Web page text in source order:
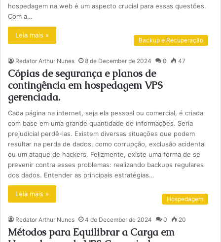
hospedagem na web é um aspecto crucial para essas questões.
Com a…
Leia mais »
Backup e Recuperação
Redator Arthur Nunes 8 de December de 2024 0 47
Cópias de segurança e planos de
contingência em hospedagem VPS
gerenciada.
Cada página na internet, seja ela pessoal ou comercial, é criada
com base em uma grande quantidade de informações. Seria
prejudicial perdê-las. Existem diversas situações que podem
resultar na perda de dados, como corrupção, exclusão acidental
ou um ataque de hackers. Felizmente, existe uma forma de se
prevenir contra esses problemas: realizando backups regulares
dos dados. Entender as principais estratégias…
Leia mais »
Hospedagem
Redator Arthur Nunes 4 de December de 2024 0 20
Métodos para Equilibrar a Carga em